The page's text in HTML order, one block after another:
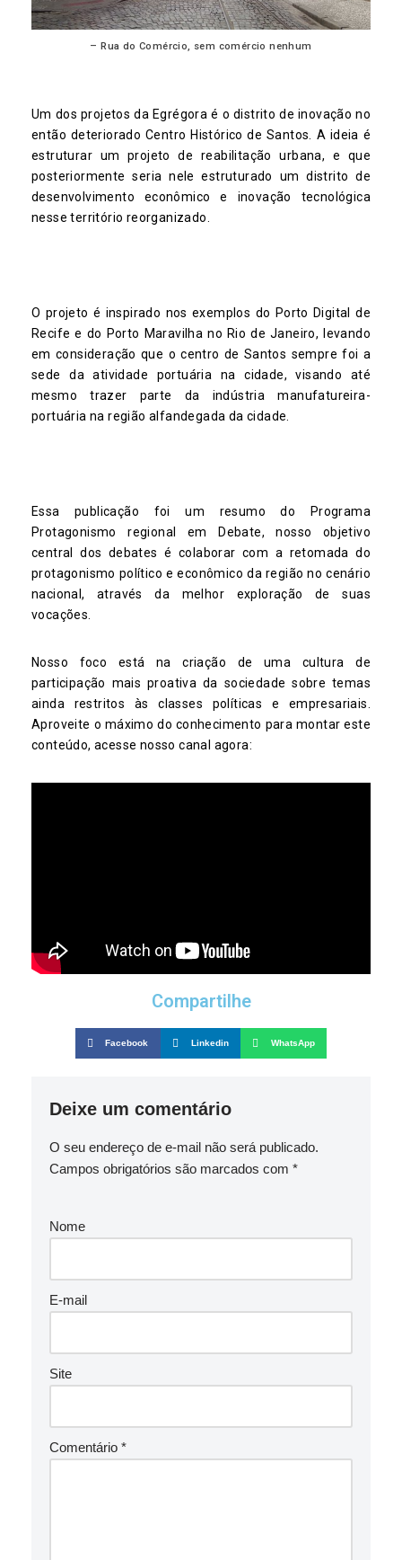
– Rua do Comércio, sem comércio nenhum
Um dos projetos da Egrégora é o distrito de inovação no
então deteriorado Centro Histórico de Santos. A ideia é
estruturar um projeto de reabilitação urbana, e que
posteriormente seria nele estruturado um distrito de
desenvolvimento econômico e inovação tecnológica
nesse território reorganizado.
O projeto é inspirado nos exemplos do Porto Digital de
Recife e do Porto Maravilha no Rio de Janeiro, levando
em consideração que o centro de Santos sempre foi a
sede da atividade portuária na cidade, visando até
mesmo trazer parte da indústria manufatureira-
portuária na região alfandegada da cidade.
Essa publicação foi um resumo do Programa
Protagonismo regional em Debate, nosso objetivo
central dos debates é colaborar com a retomada do
protagonismo político e econômico da região no cenário
nacional, através da melhor exploração de suas
vocações.
Nosso foco está na criação de uma cultura de
participação mais proativa da sociedade sobre temas
ainda restritos às classes políticas e empresariais.
Aproveite o máximo do conhecimento para montar este
conteúdo, acesse nosso canal agora:
Compartilhe
Facebook Linkedin WhatsApp
Deixe um comentário
O seu endereço de e-mail não será publicado.
Campos obrigatórios são marcados com *
Nome
E-mail
Site
Comentário *